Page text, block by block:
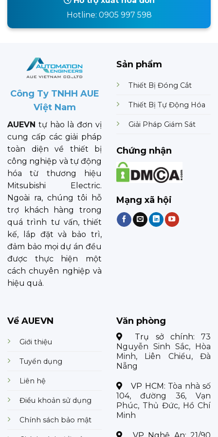
Hotline: 0905 997 598
Công Ty TNHH AUE
Việt Nam
AUEVN tự hào là đơn vị
cung cấp các giải pháp
toàn diện về thiết bị
công nghiệp và tự động
hóa từ thương hiệu
Mitsubishi Electric.
Ngoài ra, chúng tôi hỗ
trợ khách hàng trong
quá trình tư vấn, thiết
kế, lắp đặt và bảo trì,
đảm bảo mọi dự án đều
được thực hiện một
cách chuyên nghiệp và
hiệu quả.
Sản phẩm
Thiết Bị Đóng Cắt
Thiết Bị Tự Động Hóa
Giải Pháp Giám Sát
Chứng nhận
Mạng xã hội
Về AUEVN
Giới thiệu
Tuyển dụng
Liên hệ
Điều khoản sử dụng
Chính sách bảo mật
Văn phòng
Trụ sở chính: 73
Nguyễn Sinh Sắc, Hòa
Minh, Liên Chiểu, Đà
Nẵng
VP HCM: Tòa nhà số
104, đường 36, Vạn
Phúc, Thủ Đức, Hồ Chí
Minh